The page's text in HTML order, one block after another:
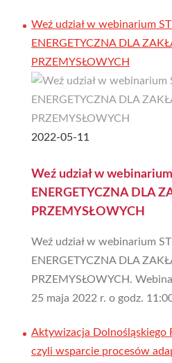
Weź udział w webinarium
ENERGETYCZNA DLA
PRZEMYSŁOWYCH
2022-05-11
Weź udział w
ENERGETYCZNA DLA
PRZEMYSŁOWYCH
Weź udział w webinarium
ENERGETYCZNA DLA
PRZEMYSŁOWYCH.
25 maja 2022 r. o godz.
Aktywizacja Dolnośląskiego
czyli wsparcie procesów